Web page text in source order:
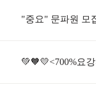
"중요" 문파원 모
💚🧡💛<700%요